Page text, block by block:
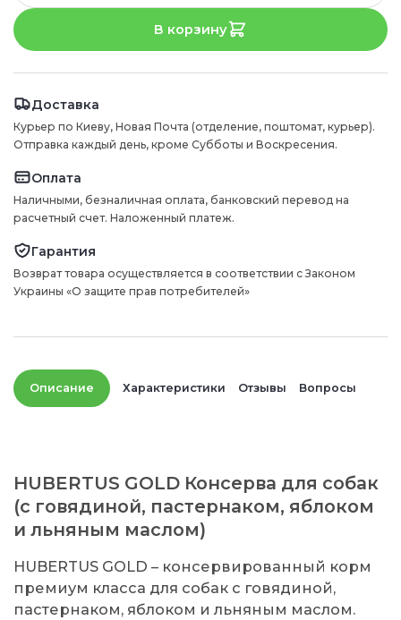
В корзину
Доставка
Курьер по Киеву, Новая Почта (отделение, поштомат, курьер).
Отправка каждый день, кроме Субботы и Воскресения.
Оплата
Наличными, безналичная оплата, банковский перевод на
расчетный счет. Наложенный платеж.
Гарантия
Возврат товара осуществляется в соответствии с Законом
Украины «О защите прав потребителей»
Описание Характеристики Отзывы Вопросы
HUBERTUS GOLD Консерва для собак
(с говядиной, пастернаком, яблоком
и льняным маслом)
HUBERTUS GOLD – консервированный корм
премиум класса для собак с говядиной,
пастернаком, яблоком и льняным маслом.